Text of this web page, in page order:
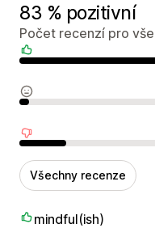
83 % pozitivní
Počet recenzí pro
Pozitivní recenze
Neutrální recenze
Negativní recenze
Všechny recenze
mindful(ish)